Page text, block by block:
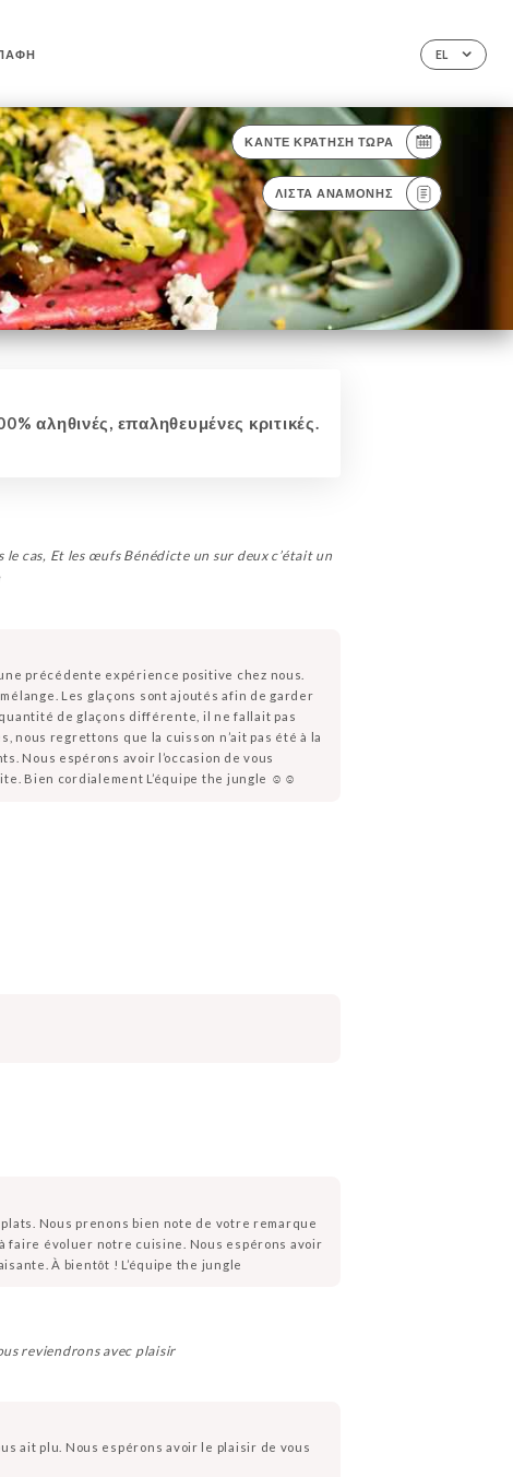
EL
ΚΆΝΤΕ ΚΡΆΤΗΣΗ ΤΏΡΑ
ΛΊΣΤΑ ΑΝΑΜΟΝΉΣ
αληθινές, επαληθευμένες κριτικές.
le cas, Et les œufs Bénédicte un sur deux c’était un
précédente expérience positive chez nous.
Les glaçons sont ajoutés afin de garder
de glaçons différente, il ne fallait pas
regrettons que la cuisson n’ait pas été à la
Nous espérons avoir l’occasion de vous
Bien cordialement L’équipe the jungle ☺️☺️
Nous prenons bien note de votre remarque
faire évoluer notre cuisine. Nous espérons avoir
À bientôt ! L’équipe the jungle
reviendrons avec plaisir
ait plu. Nous espérons avoir le plaisir de vous